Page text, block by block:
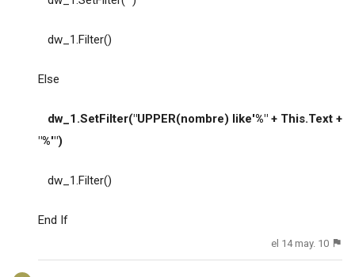
dw_1.Filter()
Else
dw_1.SetFilter("UPPER(nombre) like'%" + This.Text +
"%'")
dw_1.Filter()
End If
el 14 may. 10